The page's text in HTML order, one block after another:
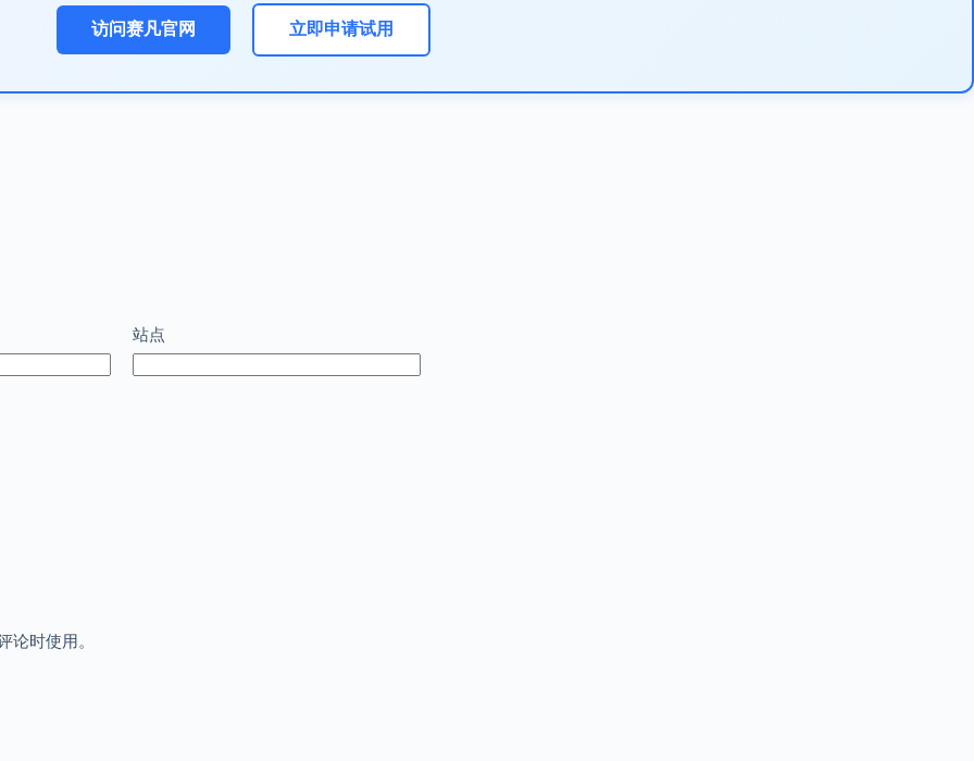
访问赛凡官网 立即申请试用
站点
论时使用。